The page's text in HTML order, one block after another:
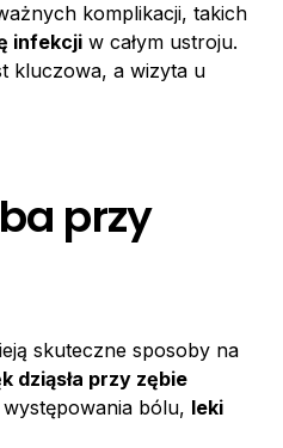
komplikacji, takich
infekcji w całym ustroju.
kluczowa, a wizyta u
przy
skuteczne sposoby na
dziąsła przy zębie
bólu, leki